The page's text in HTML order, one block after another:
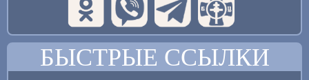
БЫСТРЫЕ ССЫЛКИ